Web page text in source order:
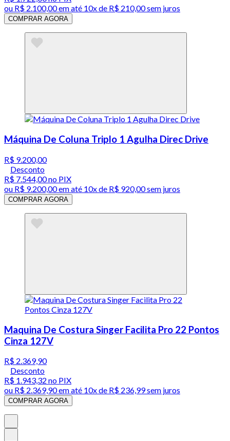
ou R$ 2.100,00em até 10x de R$ 210,00 sem juros
COMPRAR AGORA
Máquina De Coluna Triplo 1 Agulha Direc Drive
R$ 9.200,00
Desconto
R$ 7.544,00no PIX
ou R$ 9.200,00em até 10x de R$ 920,00 sem juros
COMPRAR AGORA
Maquina De Costura Singer Facilita Pro 22 Pontos
Cinza 127V
R$ 2.369,90
Desconto
R$ 1.943,32 no PIX
ou R$ 2.369,90em até 10x de R$ 236,99 sem juros
COMPRAR AGORA